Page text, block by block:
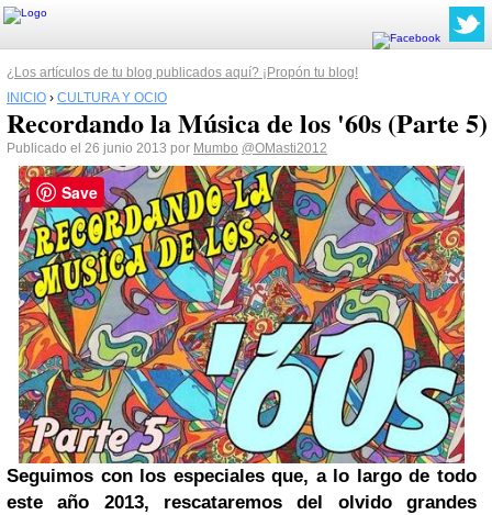
¿Los artículos de tu blog publicados aquí? ¡Propón tu blog!
INICIO › CULTURA Y OCIO
Recordando la Música de los '60s (Parte 5)
Publicado el 26 junio 2013 por Mumbo @OMasti2012
Seguimos con los especiales que, a lo largo de todo
este año 2013, rescataremos del olvido grandes
Save